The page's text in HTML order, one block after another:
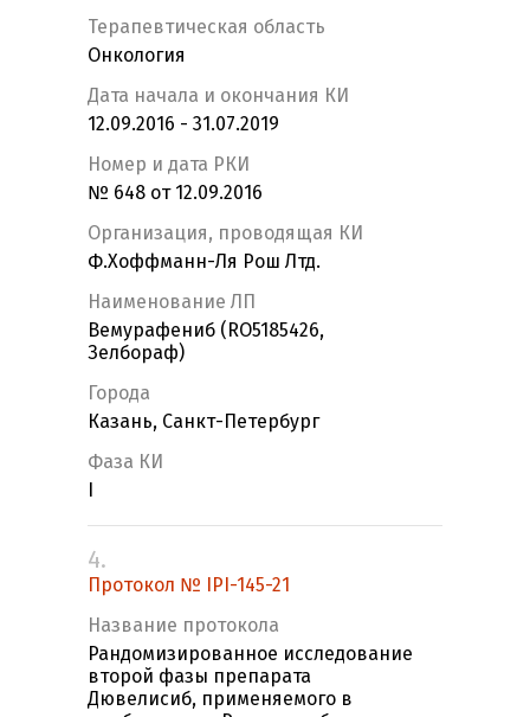
Терапевтическая область
Онкология
Дата начала и окончания КИ
12.09.2016 - 31.07.2019
Номер и дата РКИ
№ 648 от 12.09.2016
Организация, проводящая КИ
Ф.Хоффманн-Ля Рош Лтд.
Наименование ЛП
Вемурафениб (RO5185426,
Зелбораф)
Города
Казань, Санкт-Петербург
Фаза КИ
4.
Протокол № IPI-145-21
Название протокола
Рандомизированное исследование
второй фазы препарата
Дювелисиб, применяемого в